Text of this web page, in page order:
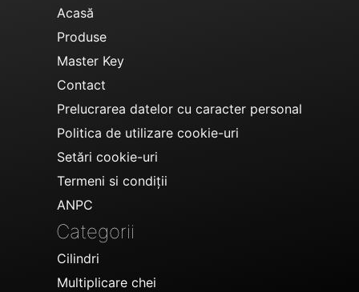
Acasă
Produse
Master Key
Contact
Prelucrarea datelor cu caracter personal
Politica de utilizare cookie-uri
Setări cookie-uri
Termeni si condiții
ANPC
Categorii
Cilindri
Multiplicare chei